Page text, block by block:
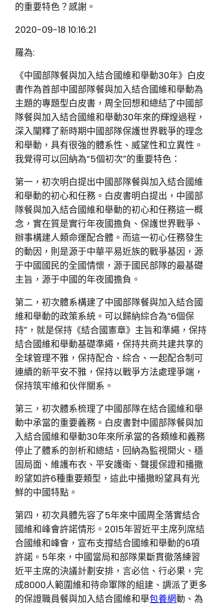
的重要特色？感謝。
2020-09-18 10:16:21
羅為:
《中國部隊餐與加入結合國維和舉動30年》白皮
書作為首部中國部隊餐與加入結合國維和舉動為
主題的專題型白皮書，周全回想和總結了中國部
隊餐與加入結合國維和舉動30年來的輝煌過程，
深入闡釋了新時期中國部隊保護世界戰爭的理念
和舉動，具有很強的體系性、威望性和立異性。
我覺得可以回納為“5個初次”的重要特色：
第一，初次明白提出中國部隊餐與加入結合國維
和舉動的初心和任務。白皮書明白提出，中國部
隊餐與加入結合國維和舉動的初心和任務這一概
念，實在質是實行年夜國擔負、保護世界戰爭、
辦事構建人類命運配合體。而這一初心任務發生
的動因，則是源于中華平易近族的戰爭基因，源
于中國國民的全國情懷，源于國民部隊的最基礎
主旨，源于中國的年夜國擔負。
第二，初次體系構建了中國部隊餐與加入結合國
維和舉動的政策系統。可以歸納綜合為“6個保
持”，就是保持《結合國憲章》主旨和準繩，保持
結合國維和舉動基礎準繩，保持共商共建共享的
全球管理不雅，保持配合、綜合、一起配合制可
連續的新平安不雅，保持以戰爭方法處理爭端，
保持筑牢維和伙伴關系。
第三，初次體系梳理了中國部隊在結合國維和舉
動中承當的重要義務。白皮書對中國部隊餐與加
入結合國維和舉動30年來所承當的各類維和義務
停止了體系的剖析和總結，回納為監視開火、穩
固局面、維護布衣、平安護衛、聲援保證和播撒
盼望如許6種重要類型，這此中播撒盼望具有光
鮮的中國特點。
第四，初次具體先容了5年來中國周全落實結合
國維和峰會許諾情形。2015年習近平主席列席結
合國維和峰會，宣布支撐結合國維和舉動的6項
許諾。5年來，中國當局和部隊果斷貫徹落練習
近平主席的決議計劃安排，言必信、行必果，完
成8000人範圍維和待命軍隊的組建、調派了更多
的保證職員餐與加入結合國維和舉包養網動、為